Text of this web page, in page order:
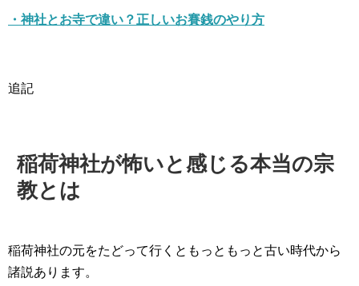
・神社とお寺で違い？正しいお賽銭のやり方
追記
稲荷神社が怖いと感じる本当の宗
教とは
稲荷神社の元をたどって行くともっともっと古い時代から
諸説あります。